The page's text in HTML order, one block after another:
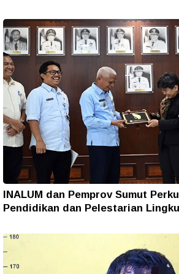
INALUM dan Pemprov Sumut
Pendidikan dan Pelestarian